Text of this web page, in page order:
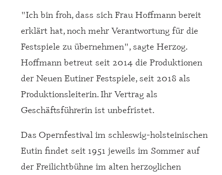
"Ich bin froh, dass sich Frau Hoffmann bereit
erklärt hat, noch mehr Verantwortung für die
Festspiele zu übernehmen", sagte Herzog.
Hoffmann betreut seit 2014 die Produktionen
der Neuen Eutiner Festspiele, seit 2018 als
Produktionsleiterin. Ihr Vertrag als
Geschäftsführerin ist unbefristet.
Das Opernfestival im schleswig-holsteinischen
Eutin findet seit 1951 jeweils im Sommer auf
der Freilichtbühne im alten herzoglichen